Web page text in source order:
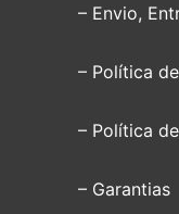
– Envio,
– Política
– Política
– Garantias